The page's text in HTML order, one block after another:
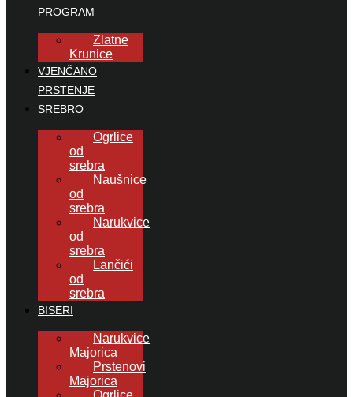
PROGRAM
Zlatne
Krunice
VJENČANO
PRSTENJE
SREBRO
Ogrlice
od
srebra
Naušnice
od
srebra
Narukvice
od
srebra
Lančići
od
srebra
BISERI
Narukvice
Majorica
Prstenovi
Majorica